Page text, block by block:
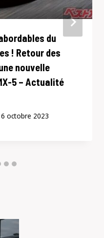
du
! Retour des
nouvelle
5 – Actualité
octobre 2023